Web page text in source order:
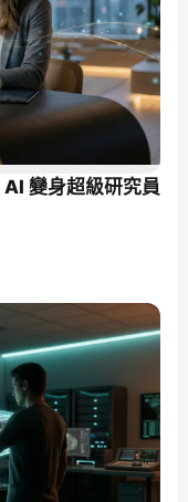
變身超級研究員